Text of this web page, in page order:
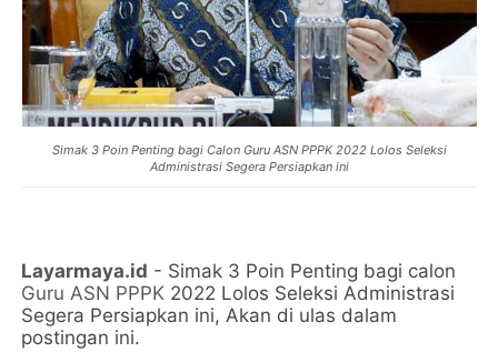
Simak 3 Poin Penting bagi Calon Guru ASN PPPK 2022 Lolos Seleksi
Administrasi Segera Persiapkan ini
Layarmaya.id - Simak 3 Poin Penting bagi calon
Guru ASN PPPK 2022 Lolos Seleksi Administrasi
Segera Persiapkan ini, Akan di ulas dalam
postingan ini.